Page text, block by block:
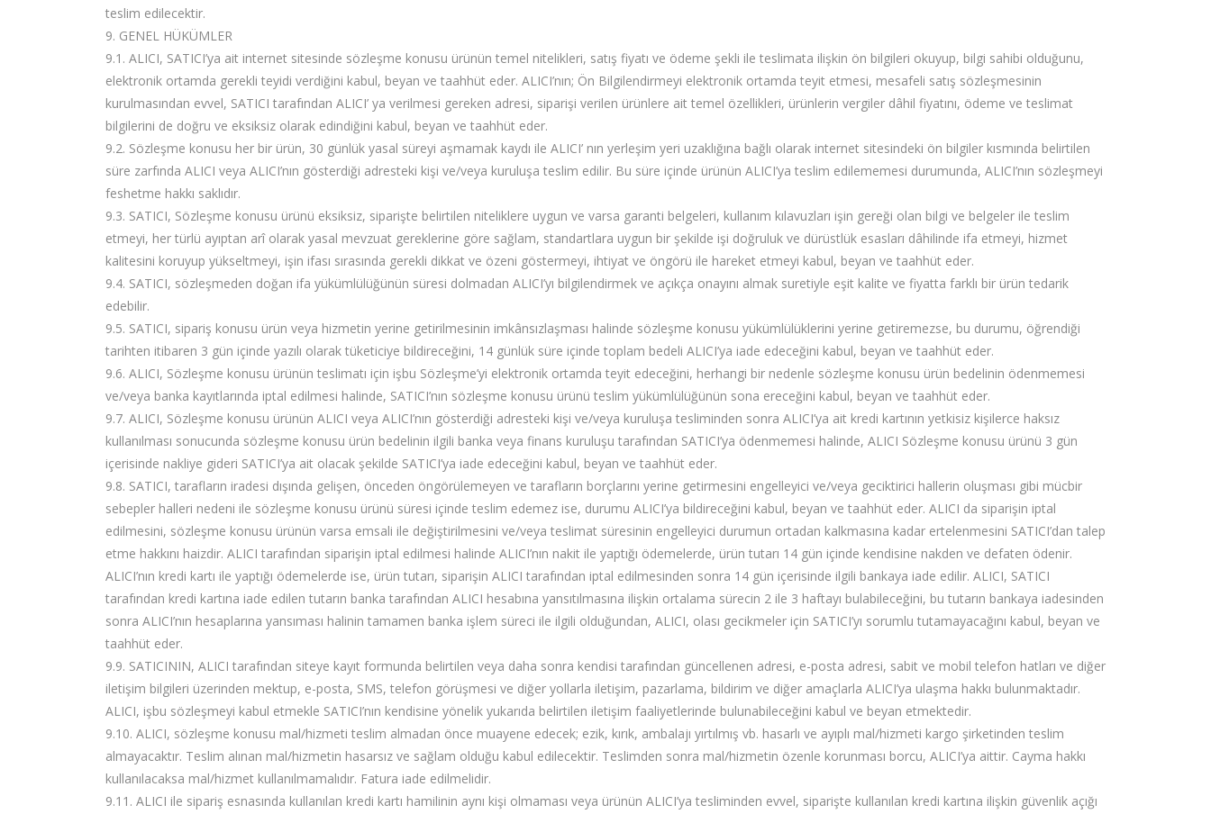
teslim edilecektir.
9. GENEL HÜKÜMLER
9.1. ALICI, SATICI’ya ait internet sitesinde sözleşme konusu ürünün temel nitelikleri, satış fiyatı ve ödeme şekli ile teslimata ilişkin ön bilgileri okuyup, bilgi sahibi olduğunu,
elektronik ortamda gerekli teyidi verdiğini kabul, beyan ve taahhüt eder. ALICI’nın; Ön Bilgilendirmeyi elektronik ortamda teyit etmesi, mesafeli satış sözleşmesinin
kurulmasından evvel, SATICI tarafından ALICI’ ya verilmesi gereken adresi, siparişi verilen ürünlere ait temel özellikleri, ürünlerin vergiler dâhil fiyatını, ödeme ve teslimat
bilgilerini de doğru ve eksiksiz olarak edindiğini kabul, beyan ve taahhüt eder.
9.2. Sözleşme konusu her bir ürün, 30 günlük yasal süreyi aşmamak kaydı ile ALICI’ nın yerleşim yeri uzaklığına bağlı olarak internet sitesindeki ön bilgiler kısmında belirtilen
süre zarfında ALICI veya ALICI’nın gösterdiği adresteki kişi ve/veya kuruluşa teslim edilir. Bu süre içinde ürünün ALICI’ya teslim edilememesi durumunda, ALICI’nın sözleşmeyi
feshetme hakkı saklıdır.
9.3. SATICI, Sözleşme konusu ürünü eksiksiz, siparişte belirtilen niteliklere uygun ve varsa garanti belgeleri, kullanım kılavuzları işin gereği olan bilgi ve belgeler ile teslim
etmeyi, her türlü ayıptan arî olarak yasal mevzuat gereklerine göre sağlam, standartlara uygun bir şekilde işi doğruluk ve dürüstlük esasları dâhilinde ifa etmeyi, hizmet
kalitesini koruyup yükseltmeyi, işin ifası sırasında gerekli dikkat ve özeni göstermeyi, ihtiyat ve öngörü ile hareket etmeyi kabul, beyan ve taahhüt eder.
9.4. SATICI, sözleşmeden doğan ifa yükümlülüğünün süresi dolmadan ALICI’yı bilgilendirmek ve açıkça onayını almak suretiyle eşit kalite ve fiyatta farklı bir ürün tedarik
edebilir.
9.5. SATICI, sipariş konusu ürün veya hizmetin yerine getirilmesinin imkânsızlaşması halinde sözleşme konusu yükümlülüklerini yerine getiremezse, bu durumu, öğrendiği
tarihten itibaren 3 gün içinde yazılı olarak tüketiciye bildireceğini, 14 günlük süre içinde toplam bedeli ALICI’ya iade edeceğini kabul, beyan ve taahhüt eder.
9.6. ALICI, Sözleşme konusu ürünün teslimatı için işbu Sözleşme’yi elektronik ortamda teyit edeceğini, herhangi bir nedenle sözleşme konusu ürün bedelinin ödenmemesi
ve/veya banka kayıtlarında iptal edilmesi halinde, SATICI’nın sözleşme konusu ürünü teslim yükümlülüğünün sona ereceğini kabul, beyan ve taahhüt eder.
9.7. ALICI, Sözleşme konusu ürünün ALICI veya ALICI’nın gösterdiği adresteki kişi ve/veya kuruluşa tesliminden sonra ALICI’ya ait kredi kartının yetkisiz kişilerce haksız
kullanılması sonucunda sözleşme konusu ürün bedelinin ilgili banka veya finans kuruluşu tarafından SATICI’ya ödenmemesi halinde, ALICI Sözleşme konusu ürünü 3 gün
içerisinde nakliye gideri SATICI’ya ait olacak şekilde SATICI’ya iade edeceğini kabul, beyan ve taahhüt eder.
9.8. SATICI, tarafların iradesi dışında gelişen, önceden öngörülemeyen ve tarafların borçlarını yerine getirmesini engelleyici ve/veya geciktirici hallerin oluşması gibi mücbir
sebepler halleri nedeni ile sözleşme konusu ürünü süresi içinde teslim edemez ise, durumu ALICI’ya bildireceğini kabul, beyan ve taahhüt eder. ALICI da siparişin iptal
edilmesini, sözleşme konusu ürünün varsa emsali ile değiştirilmesini ve/veya teslimat süresinin engelleyici durumun ortadan kalkmasına kadar ertelenmesini SATICI’dan talep
etme hakkını haizdir. ALICI tarafından siparişin iptal edilmesi halinde ALICI’nın nakit ile yaptığı ödemelerde, ürün tutarı 14 gün içinde kendisine nakden ve defaten ödenir.
ALICI’nın kredi kartı ile yaptığı ödemelerde ise, ürün tutarı, siparişin ALICI tarafından iptal edilmesinden sonra 14 gün içerisinde ilgili bankaya iade edilir. ALICI, SATICI
tarafından kredi kartına iade edilen tutarın banka tarafından ALICI hesabına yansıtılmasına ilişkin ortalama sürecin 2 ile 3 haftayı bulabileceğini, bu tutarın bankaya iadesinden
sonra ALICI’nın hesaplarına yansıması halinin tamamen banka işlem süreci ile ilgili olduğundan, ALICI, olası gecikmeler için SATICI’yı sorumlu tutamayacağını kabul, beyan ve
taahhüt eder.
9.9. SATICININ, ALICI tarafından siteye kayıt formunda belirtilen veya daha sonra kendisi tarafından güncellenen adresi, e-posta adresi, sabit ve mobil telefon hatları ve diğer
iletişim bilgileri üzerinden mektup, e-posta, SMS, telefon görüşmesi ve diğer yollarla iletişim, pazarlama, bildirim ve diğer amaçlarla ALICI’ya ulaşma hakkı bulunmaktadır.
ALICI, işbu sözleşmeyi kabul etmekle SATICI’nın kendisine yönelik yukarıda belirtilen iletişim faaliyetlerinde bulunabileceğini kabul ve beyan etmektedir.
9.10. ALICI, sözleşme konusu mal/hizmeti teslim almadan önce muayene edecek; ezik, kırık, ambalajı yırtılmış vb. hasarlı ve ayıplı mal/hizmeti kargo şirketinden teslim
almayacaktır. Teslim alınan mal/hizmetin hasarsız ve sağlam olduğu kabul edilecektir. Teslimden sonra mal/hizmetin özenle korunması borcu, ALICI’ya aittir. Cayma hakkı
kullanılacaksa mal/hizmet kullanılmamalıdır. Fatura iade edilmelidir.
9.11. ALICI ile sipariş esnasında kullanılan kredi kartı hamilinin aynı kişi olmaması veya ürünün ALICI’ya tesliminden evvel, siparişte kullanılan kredi kartına ilişkin güvenlik açığı